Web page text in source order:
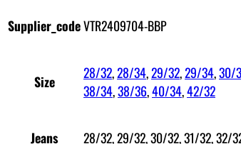
Supplier_codeVTR2409704-BBP
Size
28/32,28/34,29/32,29/34,30/
38/34,38/36,40/34,42/32
Jeans
28/32, 29/32, 30/32, 31/32, 32/